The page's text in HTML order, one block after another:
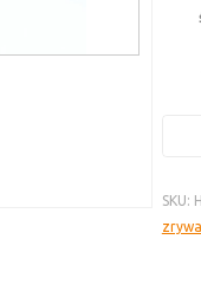
–
stal
SKU: